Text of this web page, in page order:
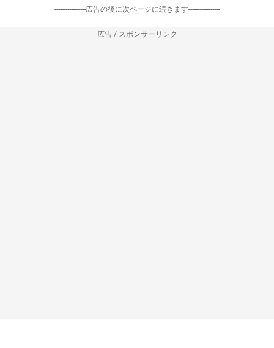
-----------------広告の後に次ページに続きます-----------------
広告 / スポンサーリンク
----------------------------------------------------------------